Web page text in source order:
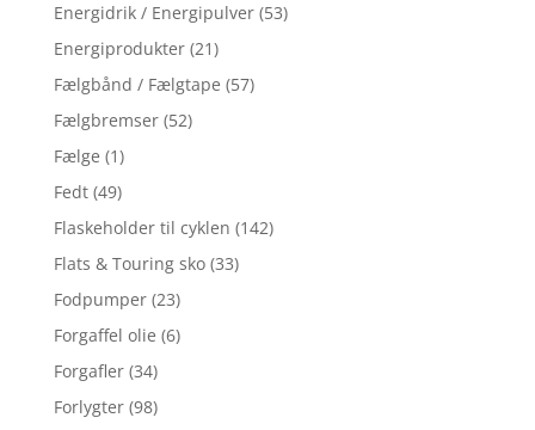
Energidrik / Energipulver (53)
Energiprodukter (21)
Fælgbånd / Fælgtape (57)
Fælgbremser (52)
Fælge (1)
Fedt (49)
Flaskeholder til cyklen (142)
Flats & Touring sko (33)
Fodpumper (23)
Forgaffel olie (6)
Forgafler (34)
Forlygter (98)